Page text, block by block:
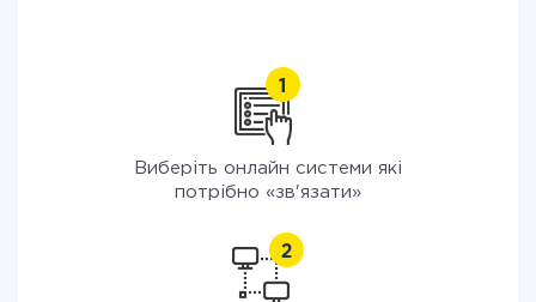
Виберіть онлайн системи які
потрібно «зв'язати»